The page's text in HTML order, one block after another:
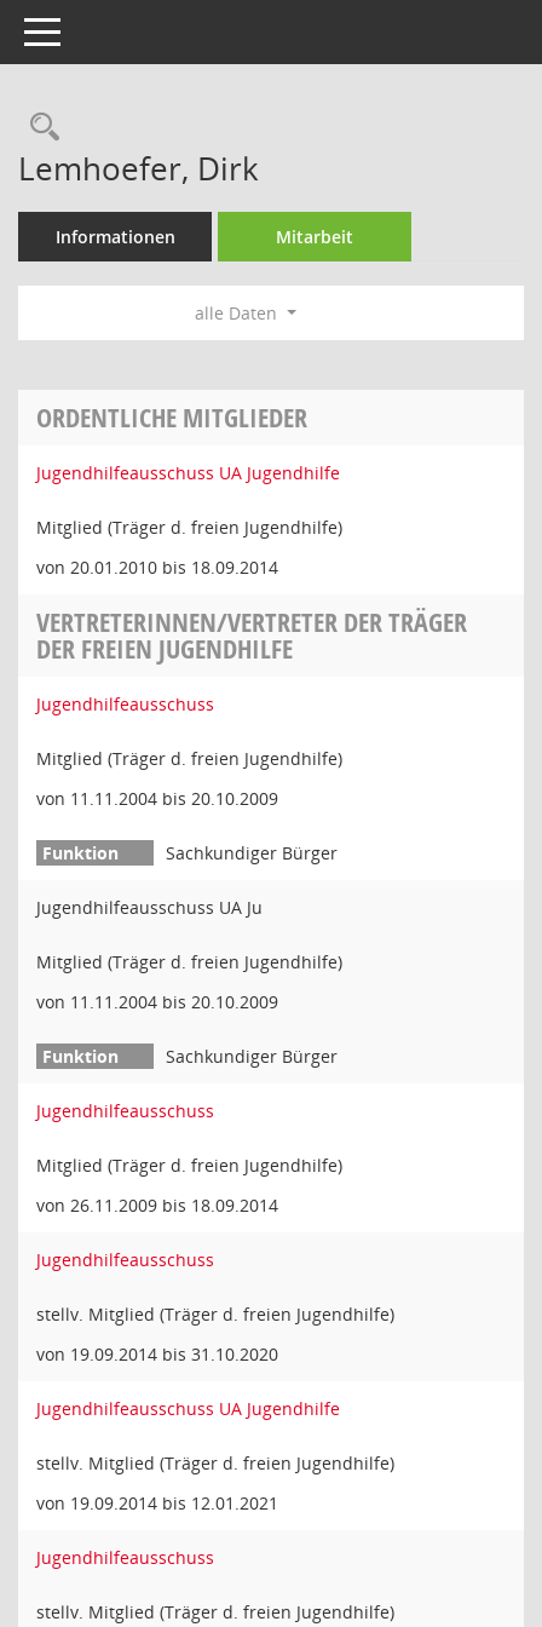
Toggle navigation
Rechercheauswahl
Lemhoefer, Dirk
Informationen Mitarbeit
alle Daten
ORDENTLICHE MITGLIEDER
Jugendhilfeausschuss UA Jugendhilfe
Mitglied (Träger d. freien Jugendhilfe)
von 20.01.2010 bis 18.09.2014
VERTRETERINNEN/VERTRETER DER TRÄGER
DER FREIEN JUGENDHILFE
Jugendhilfeausschuss
Mitglied (Träger d. freien Jugendhilfe)
von 11.11.2004 bis 20.10.2009
Sachkundiger Bürger
Jugendhilfeausschuss UA Ju
Mitglied (Träger d. freien Jugendhilfe)
von 11.11.2004 bis 20.10.2009
Sachkundiger Bürger
Jugendhilfeausschuss
Mitglied (Träger d. freien Jugendhilfe)
von 26.11.2009 bis 18.09.2014
Jugendhilfeausschuss
stellv. Mitglied (Träger d. freien Jugendhilfe)
von 19.09.2014 bis 31.10.2020
Jugendhilfeausschuss UA Jugendhilfe
stellv. Mitglied (Träger d. freien Jugendhilfe)
von 19.09.2014 bis 12.01.2021
Jugendhilfeausschuss
stellv. Mitglied (Träger d. freien Jugendhilfe)